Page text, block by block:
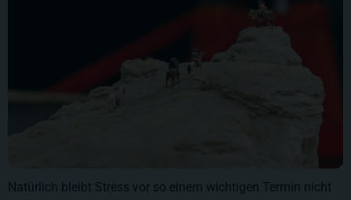
Natürlich bleibt Stress vor so einem wichtigen Termin nicht